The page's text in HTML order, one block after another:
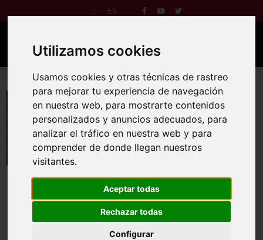
Utilizamos cookies
Usamos cookies y otras técnicas de rastreo
para mejorar tu experiencia de navegación
en nuestra web, para mostrarte contenidos
personalizados y anuncios adecuados, para
analizar el tráfico en nuestra web y para
comprender de donde llegan nuestros
visitantes.
Aceptar todas
Rechazar todas
Configurar
ES
VIII Carrera por Montaña 4 Lobos y 3000
Buitres
27 jun 2026
La VIII Edición del Trail y Cross Nocturno 4 Lobos y 3000
Buitres se celebrará el 27 de junio de 2026 en Serradilla